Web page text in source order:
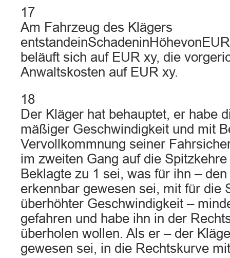
17
Am Fahrzeug des Klägers
beläuft sich auf EUR xy, die
Anwaltskosten auf EUR xy.
18
Der Kläger hat behauptet, er habe
mäßiger Geschwindigkeit und mit
Vervollkommnung seiner
im zweiten Gang auf die
Beklagte zu 1 sei, was für ihn –
erkennbar gewesen sei, mit für die
überhöhter Geschwindigkeit –
gefahren und habe ihn in der
überholen wollen. Als er – der
gewesen sei, in die Rechtskurve